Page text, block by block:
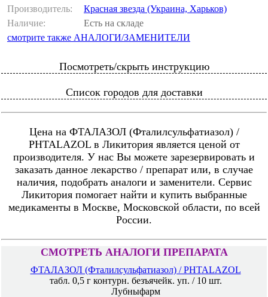
Производитель:
Красная звезда (Украина, Харьков)
Наличие:
Есть на складе
смотрите также АНАЛОГИ/ЗАМЕНИТЕЛИ
Посмотреть/скрыть инструкцию
Список городов для доставки
Цена на ФТАЛАЗОЛ (Фталилсульфатиазол) /
PHTALAZOL в Ликитория является ценой от
производителя. У нас Вы можете зарезервировать и
заказать данное лекарство / препарат или, в случае
наличия, подобрать аналоги и заменители. Сервис
Ликитория помогает найти и купить выбранные
медикаменты в Москве, Московской области, по всей
России.
СМОТРЕТЬ АНАЛОГИ ПРЕПАРАТА
ФТАЛАЗОЛ (Фталилсульфатиазол) / PHTALAZOL
табл. 0,5 г контурн. безъячейк. уп. / 10 шт.
Лубныфарм